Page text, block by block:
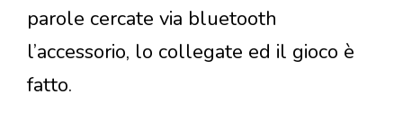
parole cercate via bluetooth
l’accessorio, lo collegate ed il gioco è
fatto.